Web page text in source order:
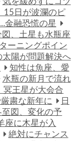
15日が波瀾のピ
金融恐慌の星
、土星も水瓶座
ーニングポイン
太陽が問題解決へ
知性は魚座、愛
水瓶の新月で流れ
冥王星が大会合
粛な新年に
日
至図、変化の予
座に木星が入
絶対にチャンス